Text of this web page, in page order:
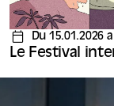
Du 15.01.2026
Le Festival